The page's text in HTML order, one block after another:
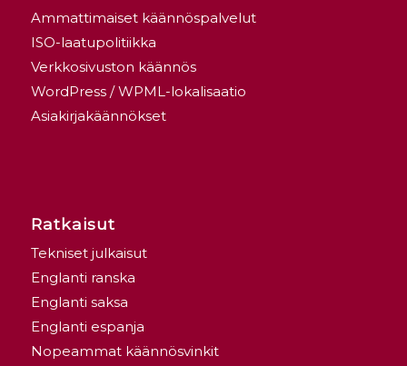
Ammattimaiset käännöspalvelut
ISO-laatupolitiikka
Verkkosivuston käännös
WordPress / WPML-lokalisaatio
Asiakirjakäännökset
Ratkaisut
Tekniset julkaisut
Englanti ranska
Englanti saksa
Englanti espanja
Nopeammat käännösvinkit